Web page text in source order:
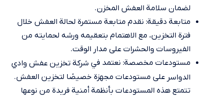
لضمان سلامة العفش المخزن.
متابعة دقيقة: نقدم متابعة مستمرة لحالة العفش خلال
فترة التخزين، مع الاهتمام بتعقيمه ورشه لحمايته من
الفيروسات والحشرات على مدار الوقت.
مستودعات مخصصة: نعتمد في شركة تخزين عفش وادي
الدواسر على مستودعات مجهزة خصيصًا لتخزين العفش.
تتمتع هذه المستودعات بأنظمة أمنية فريدة من نوعها